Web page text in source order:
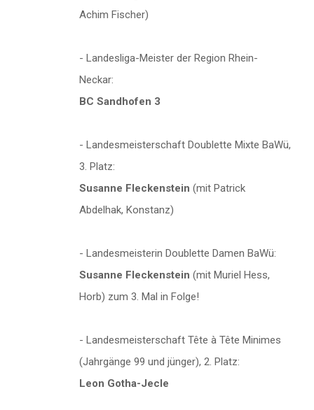
Achim Fischer)
- Landesliga-Meister der Region Rhein-
Neckar:
BC Sandhofen 3
- Landesmeisterschaft Doublette Mixte BaWü,
3. Platz:
Susanne Fleckenstein (mit Patrick
Abdelhak, Konstanz)
- Landesmeisterin Doublette Damen BaWü:
Susanne Fleckenstein (mit Muriel Hess,
Horb) zum 3. Mal in Folge!
- Landesmeisterschaft Tête à Tête Minimes
(Jahrgänge 99 und jünger), 2. Platz:
Leon Gotha-Jecle